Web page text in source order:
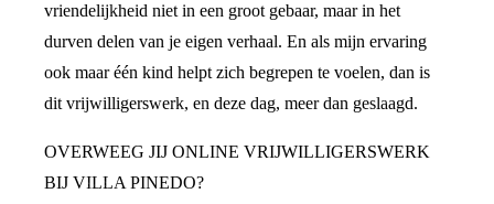
vriendelijkheid niet in een groot gebaar, maar in het
durven delen van je eigen verhaal. En als mijn ervaring
ook maar één kind helpt zich begrepen te voelen, dan is
dit vrijwilligerswerk, en deze dag, meer dan geslaagd.
OVERWEEG JIJ ONLINE VRIJWILLIGERSWERK
BIJ VILLA PINEDO?